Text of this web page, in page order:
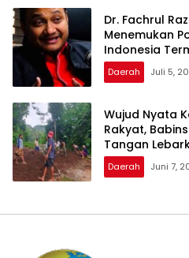
Dr. Fachrul
Menemukan
Indonesia
1960
Daerah Juli 5,
Wujud Nyata
Rakyat,
Tangan
Warga
Daerah Juni 7,